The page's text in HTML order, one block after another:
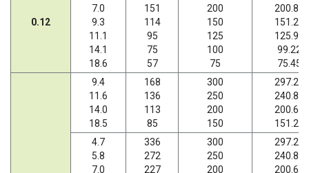
0.12
7.0
9.3
11.1
14.1
18.6
151
114
95
75
57
200
150
125
100
75
200.86
151.20
125.95
99.22
75.45
9.4
11.6
14.0
18.5
168
136
113
85
300
250
200
150
297.21
240.89
200.66
151.20
4.7
5.8
7.0
336
272
227
300
250
200
297.21
240.89
200.66